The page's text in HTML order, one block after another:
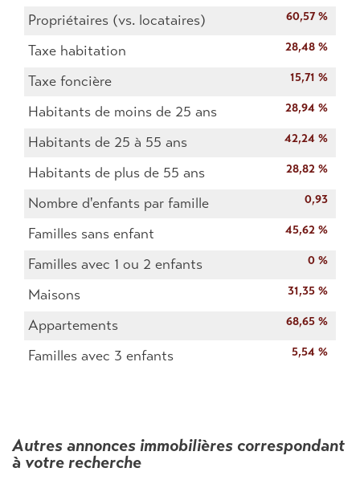
Propriétaires (vs. locataires) 60,57 %
Taxe habitation 28,48 %
Taxe foncière 15,71 %
Habitants de moins de 25 ans 28,94 %
Habitants de 25 à 55 ans 42,24 %
Habitants de plus de 55 ans 28,82 %
Nombre d'enfants par famille 0,93
Familles sans enfant 45,62 %
Familles avec 1 ou 2 enfants 0 %
Maisons 31,35 %
Appartements 68,65 %
Familles avec 3 enfants 5,54 %
autres annonces immobilières correspondant
à votre recherche